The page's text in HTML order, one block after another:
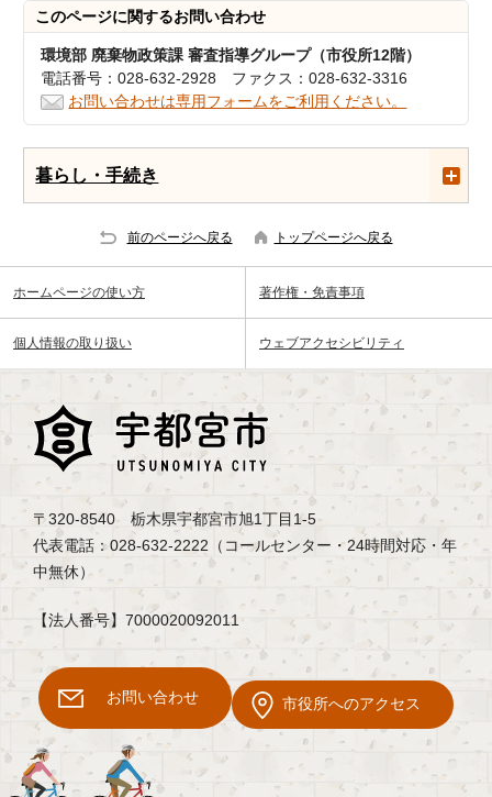
このページに関するお問い合わせ
環境部 廃棄物政策課 審査指導グループ（市役所12階）
電話番号：028-632-2928 ファクス：028-632-3316
お問い合わせは専用フォームをご利用ください。
暮らし・手続き
前のページへ戻る トップページへ戻る
ホームページの使い方 著作権・免責事項
個人情報の取り扱い ウェブアクセシビリティ
〒320-8540 栃木県宇都宮市旭1丁目1-5
代表電話：028-632-2222（コールセンター・24時間対応・年
中無休）
【法人番号】7000020092011
お問い合わせ 市役所へのアクセス